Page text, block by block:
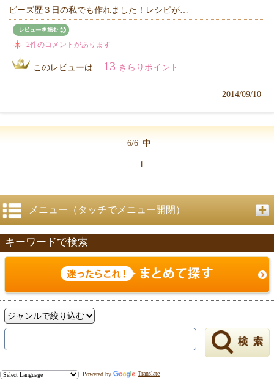
ビーズ歴３日の私でも作れました！レシピが…
2件のコメントがあります
このレビューは... 13 きらりポイント
2014/09/10
6/6 中
1
メニュー（タッチでメニュー開閉）
キーワードで検索
Powered by Translate